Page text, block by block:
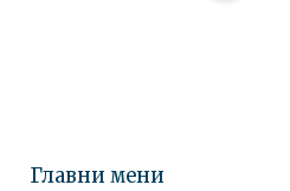
Главни мени